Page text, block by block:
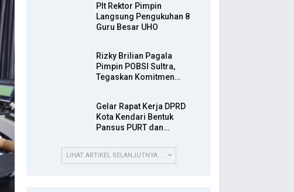
Plt Rektor Pimpin
Langsung Pengukuhan 8
Guru Besar UHO
Rizky Brilian Pagala
Pimpin POBSI Sultra,
Tegaskan Komitmen…
Gelar Rapat Kerja DPRD
Kota Kendari Bentuk
Pansus PURT dan…
LIHAT ARTIKEL SELANJUTNYA ...